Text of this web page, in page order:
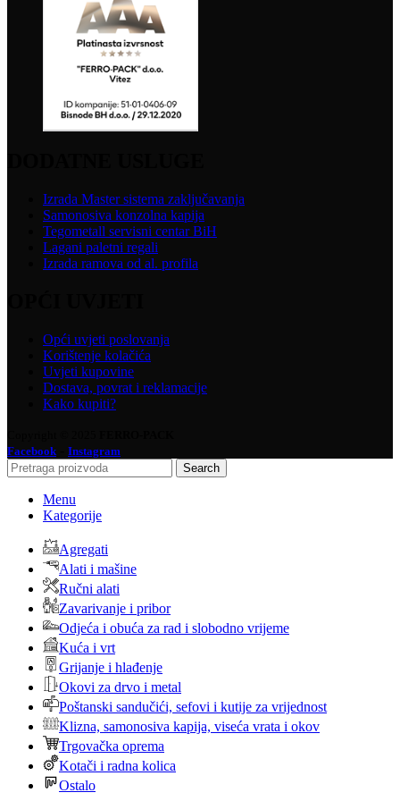
Izrada Master sistema zaključavanja
Samonosiva konzolna kapija
Tegometall servisni centar BiH
Lagani paletni regali
Izrada ramova od al. profila
Opći uvjeti poslovanja
Korištenje kolačića
Uvjeti kupovine
Dostava, povrat i reklamacije
Kako kupiti?
Facebook
Instagram
Search
Menu
Kategorije
Agregati
Alati i mašine
Ručni alati
Zavarivanje i pribor
Odjeća i obuća za rad i slobodno vrijeme
Kuća i vrt
Grijanje i hlađenje
Okovi za drvo i metal
Poštanski sandučići, sefovi i kutije za vrijednost
Klizna, samonosiva kapija, viseća vrata i okov
Trgovačka oprema
Kotači i radna kolica
Ostalo